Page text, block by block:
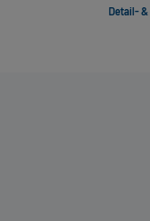
Detail-